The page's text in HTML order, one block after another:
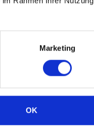
Marketing
OK